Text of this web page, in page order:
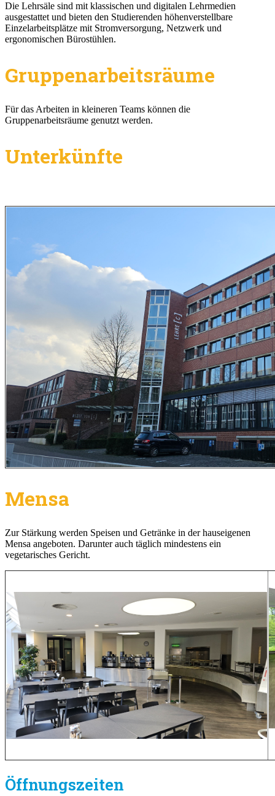
Die Lehrsäle sind mit klassischen und digitalen Lehrmedien
ausgestattet und bieten den Studierenden höhenverstellbare
Einzelarbeitsplätze mit Stromversorgung, Netzwerk und
ergonomischen Bürostühlen.
Gruppenarbeitsräume
Für das Arbeiten in kleineren Teams können die
Gruppenarbeitsräume genutzt werden.
Unterkünfte
Mensa
Zur Stärkung werden Speisen und Getränke in der hauseigenen
Mensa angeboten. Darunter auch täglich mindestens ein
vegetarisches Gericht.
Öffnungszeiten